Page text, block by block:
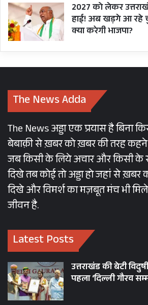
2027 को लेकर
हाई! अब खड़गे आ रहे
क्या करेगी भाजपा?
The News Adda
The News अड्डा एक प्रयास है बिना
बेबाक़ी से ख़बर को ख़बर की तरह
जब किसी के लिये अचार और किसी के
दिखे तब कोई तो अड्डा हो जहां से ख़बर
दिखे और विमर्श का मज़बूत मंच भी
जीवन है.
Latest Posts
उत्तराखंड की बेटी
पहला ‘दिल्ली गौरव